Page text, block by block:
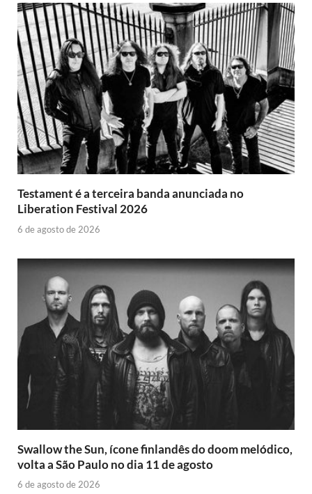
Testament é a terceira banda anunciada no
Liberation Festival 2026
6 de agosto de 2026
Swallow the Sun, ícone finlandês do doom melódico,
volta a São Paulo no dia 11 de agosto
6 de agosto de 2026